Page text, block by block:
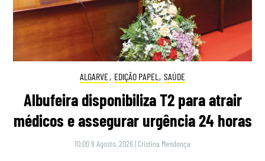
ALGARVE, EDIÇÃO PAPEL , SAÚDE
Albufeira disponibiliza T2 para atrair
médicos e assegurar urgência 24 horas
10:00 9 Agosto, 2026 | Cristina Mendonça